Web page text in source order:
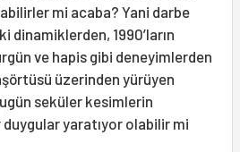
mi acaba? Yani darbe
dinamiklerden, 1990’ların
ve hapis gibi deneyimlerden
üzerinden yürüyen
seküler kesimlerin
duygular yaratıyor olabilir mi